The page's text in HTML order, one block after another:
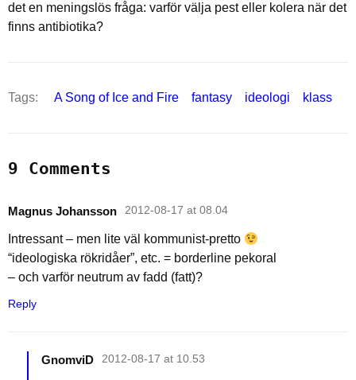
det en meningslös fråga: varför välja pest eller kolera när det
finns antibiotika?
Tags: A Song of Ice and Fire fantasy ideologi klass
9 Comments
Magnus Johansson 2012-08-17 at 08.04
Intressant – men lite väl kommunist-pretto
“ideologiska rökridåer”, etc. = borderline pekoral
– och varför neutrum av fadd (fatt)?
Reply
GnomviD 2012-08-17 at 10.53